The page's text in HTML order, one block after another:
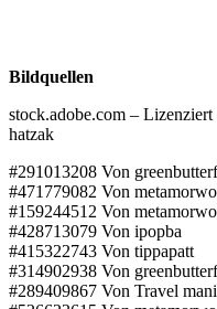
Bildquellen
stock.adobe.com –
hatzak
#291013208 Von
#471779082 Von
#159244512 Von
#428713079 Von ipopba
#415322743 Von tippapatt
#314902938 Von
#289409867 Von Travel